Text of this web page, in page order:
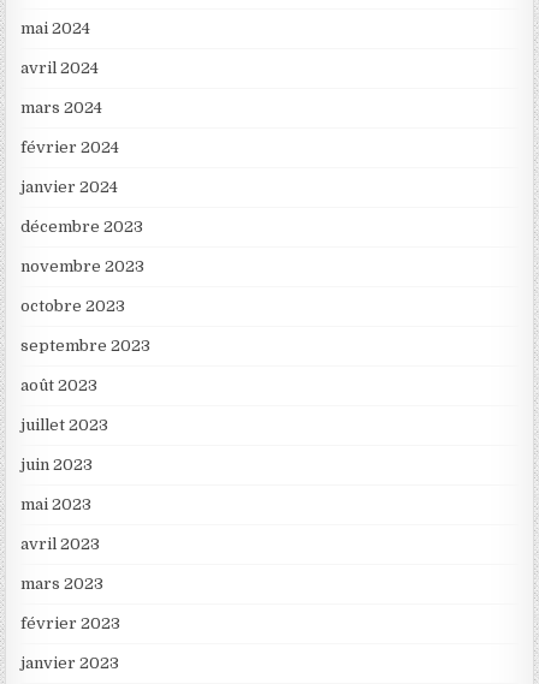
mai 2024
avril 2024
mars 2024
février 2024
janvier 2024
décembre 2023
novembre 2023
octobre 2023
septembre 2023
août 2023
juillet 2023
juin 2023
mai 2023
avril 2023
mars 2023
février 2023
janvier 2023